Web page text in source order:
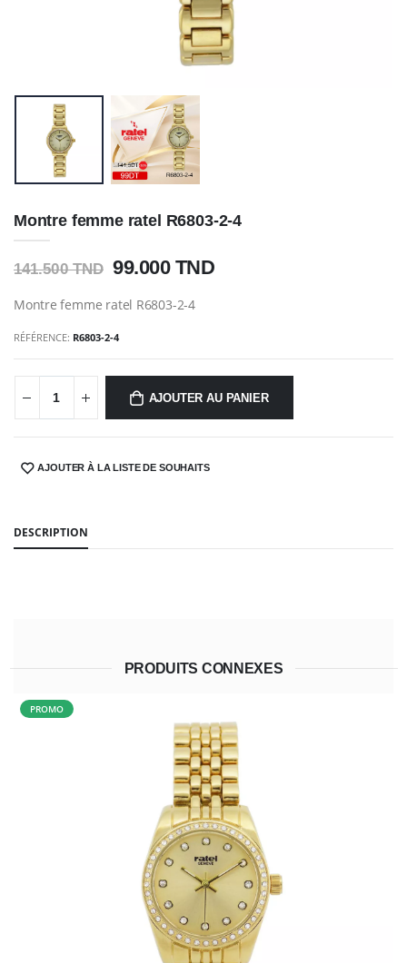
Montre femme ratel R6803-2-4
141.500 TND 99.000 TND
Montre femme ratel R6803-2-4
RÉFÉRENCE: R6803-2-4
AJOUTER AU PANIER
SHARE:AJOUTER À LA LISTE DE SOUHAITS
DESCRIPTION
PRODUITS CONNEXES
PROMO